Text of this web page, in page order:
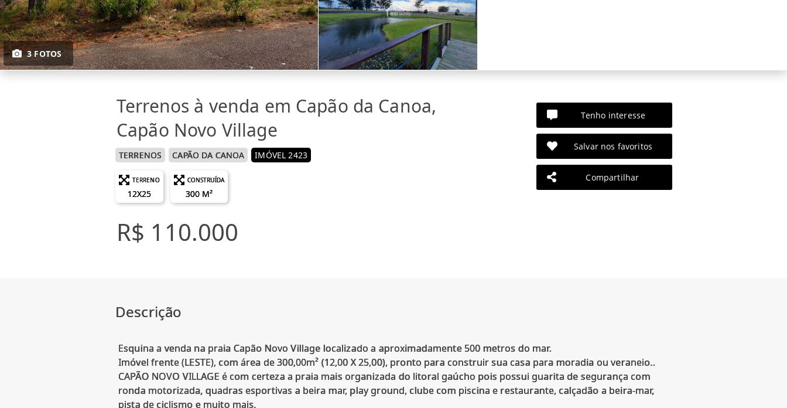
3 FOTOS
Terrenos à venda em Capão da Canoa,
Capão Novo Village
TERRENOS CAPÃO DA CANOA IMÓVEL 2423
TERRENO
12X25
CONSTRUÍDA
300 M²
R$ 110.000
Tenho interesse
Salvar nos favoritos
Compartilhar
Descrição
Esquina a venda na praia Capão Novo Village localizado a aproximadamente 500 metros do mar.
Imóvel frente (LESTE), com área de 300,00m² (12,00 X 25,00), pronto para construir sua casa para moradia ou veraneio..
CAPÃO NOVO VILLAGE é com certeza a praia mais organizada do litoral gaúcho pois possui guarita de segurança com
ronda motorizada, quadras esportivas a beira mar, play ground, clube com piscina e restaurante, calçadão a beira-mar,